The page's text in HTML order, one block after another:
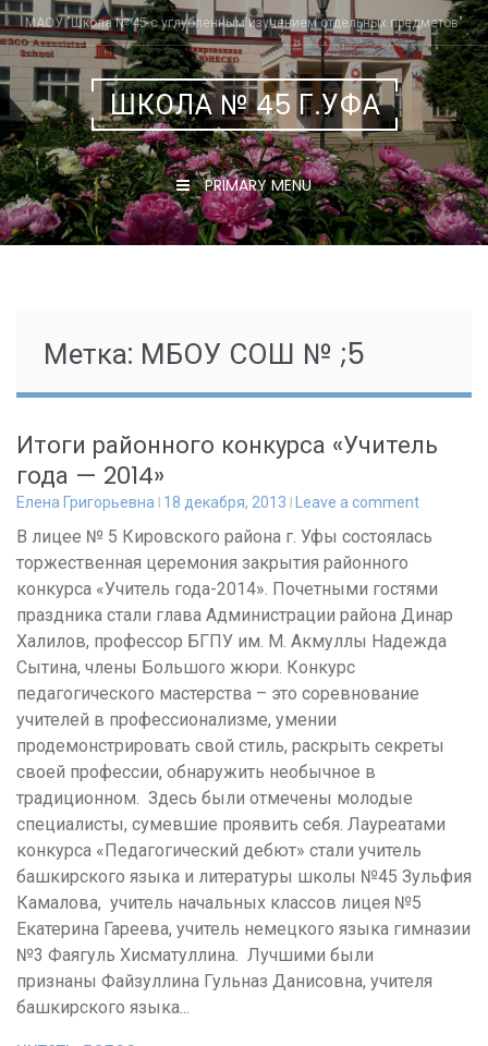
Skip
to
content
МАОУ "Школа № 45 с углубленным изучением отдельных предметов"
ШКОЛА № 45 Г.УФА
PRIMARY MENU
Метка: МБОУ СОШ № ;5
Итоги районного конкурса «Учитель
года — 2014»
Елена Григорьевна 18 декабря, 2013 Leave a comment
В лицее № 5 Кировского района г. Уфы состоялась
торжественная церемония закрытия районного
конкурса «Учитель года-2014». Почетными гостями
праздника стали глава Администрации района Динар
Халилов, профессор БГПУ им. М. Акмуллы Надежда
Сытина, члены Большого жюри. Конкурс
педагогического мастерства – это соревнование
учителей в профессионализме, умении
продемонстрировать свой стиль, раскрыть секреты
своей профессии, обнаружить необычное в
традиционном. Здесь были отмечены молодые
специалисты, сумевшие проявить себя. Лауреатами
конкурса «Педагогический дебют» стали учитель
башкирского языка и литературы школы №45 Зульфия
Камалова, учитель начальных классов лицея №5
Екатерина Гареева, учитель немецкого языка гимназии
№3 Фаягуль Хисматуллина. Лучшими были
признаны Файзуллина Гульназ Данисовна, учителя
башкирского языка...